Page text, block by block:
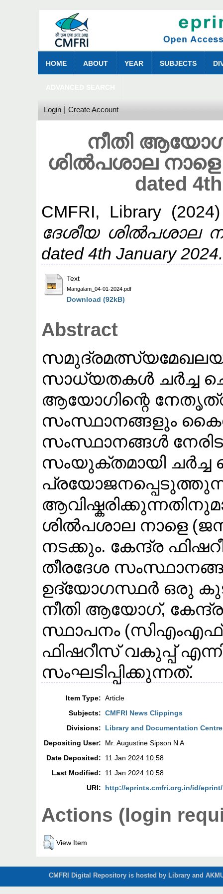
HOME ABOUT YEAR SUBJECTS
Login Create Account
നീതി
ശിൽപശാല നാളെ
dated
CMFRI, Library
ദേശീയ ശിൽപശാല
dated 4th January 2024.
Text
Mangalam_04-01-2024.pdf
Download (92kB)
Abstract
സാധ്യതകൾ ചർച്ച
ആയോഗിന്റെ
സംസ്ഥാനങ്ങളും
സംസ്ഥാനങ്ങൾ
സംയുക്തമായി
ശിൽപശാല നാളെ
നടക്കും. കേന്ദ്ര
തീരദേശ
ഉദ്യോഗസ്ഥർ ഒരു
നീതി ആയോഗ്,
സ്ഥാപനം
ഫിഷറീസ് വകുപ്പ്
സംഘടിപ്പിക്കുന്നത്.
Item Type: Article
Subjects: CMFRI News Clippings
Divisions:
Library and Documentation Centre
Depositing User:
Mr. Augustine Sipson N A
Date Deposited:
11 Jan 2024 10:58
Last Modified:
11 Jan 2024 10:58
URI:
http://eprints.cmfri.org.in/id/eprint/
Actions (login
View Item
CMFRI Digital Repository is hosted by Library and